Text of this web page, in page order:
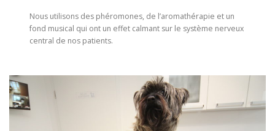
Nous utilisons des phéromones, de l’aromathérapie et un
fond musical qui ont un effet calmant sur le système nerveux
central de nos patients.